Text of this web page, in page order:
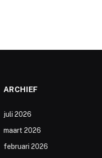
ARCHIEF
juli 2026
maart 2026
februari 2026